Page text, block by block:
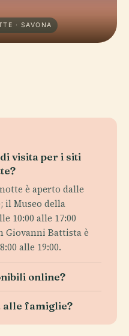
· SAVONA
visita per i siti
è aperto dalle
il Museo della
10:00 alle 17:00
Giovanni Battista è
alle 19:00.
online?
alle famiglie?